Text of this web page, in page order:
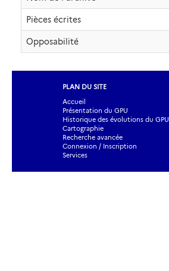
Pièces écrites
Opposabilité
PLAN DU SITE
Accueil
Présentation du GPU
Historique des évolutions du GPU
Cartographie
Recherche avancée
Connexion / Inscription
Services